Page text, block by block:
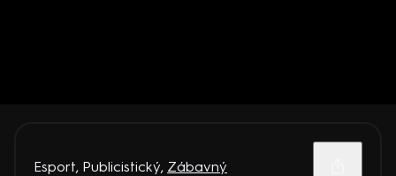
Esport, Publicistický, Zábavný